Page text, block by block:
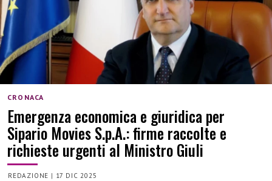
CRONACA
Emergenza economica e giuridica per
Sipario Movies S.p.A.: firme raccolte e
richieste urgenti al Ministro Giuli
REDAZIONE | 17 DIC 2025